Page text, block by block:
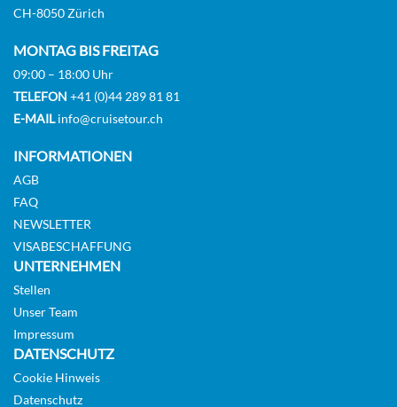
CH-8050 Zürich
MONTAG BIS FREITAG
09:00 – 18:00 Uhr
TELEFON +41 (0)44 289 81 81
E-MAILinfo@cruisetour.ch
INFORMATIONEN
AGB
FAQ
NEWSLETTER
VISABESCHAFFUNG
UNTERNEHMEN
Stellen
Unser Team
Impressum
DATENSCHUTZ
Cookie Hinweis
Datenschutz